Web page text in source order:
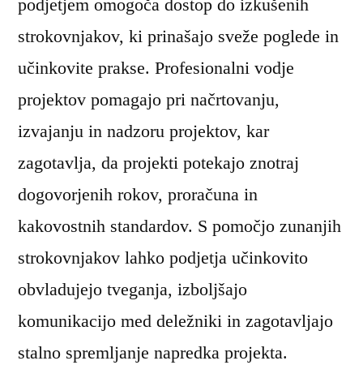
podjetjem omogoča dostop do izkušenih
strokovnjakov, ki prinašajo sveže poglede in
učinkovite prakse. Profesionalni vodje
projektov pomagajo pri načrtovanju,
izvajanju in nadzoru projektov, kar
zagotavlja, da projekti potekajo znotraj
dogovorjenih rokov, proračuna in
kakovostnih standardov. S pomočjo zunanjih
strokovnjakov lahko podjetja učinkovito
obvladujejo tveganja, izboljšajo
komunikacijo med deležniki in zagotavljajo
stalno spremljanje napredka projekta.